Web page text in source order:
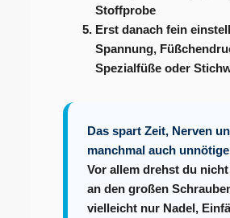
Stoffprobe
Erst danach fein
Spannung,
Spezialfüße oder
Das spart Zeit, Nerven
manchmal auch
Vor allem drehst du
an den großen
vielleicht nur Nadel,